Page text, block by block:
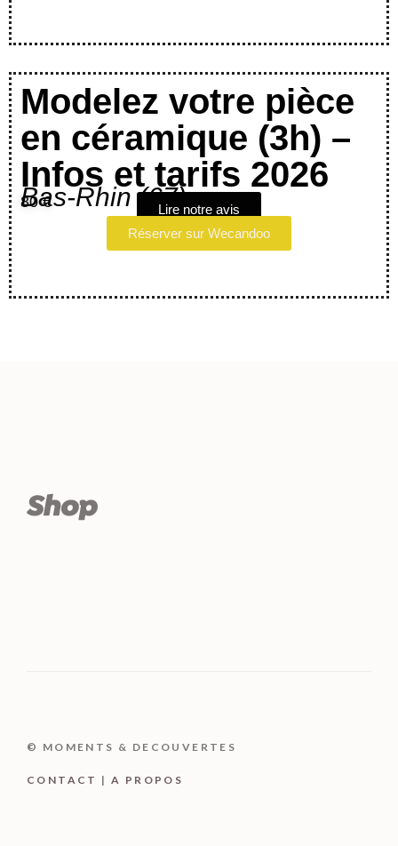
Modelez votre pièce
en céramique (3h) –
Infos et tarifs 2026
Bas-Rhin (67)
80 €
Lire notre avis
Réserver sur Wecandoo
© MOMENTS & DECOUVERTES
CONTACT |A PROPOS